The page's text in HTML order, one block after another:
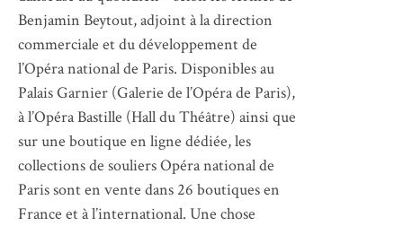
Benjamin Beytout, adjoint à la direction
commerciale et du développement de
l’Opéra national de Paris. Disponibles au
Palais Garnier (Galerie de l’Opéra de Paris),
à l’Opéra Bastille (Hall du Théâtre) ainsi que
sur une boutique en ligne dédiée, les
collections de souliers Opéra national de
Paris sont en vente dans 26 boutiques en
France et à l’international. Une chose